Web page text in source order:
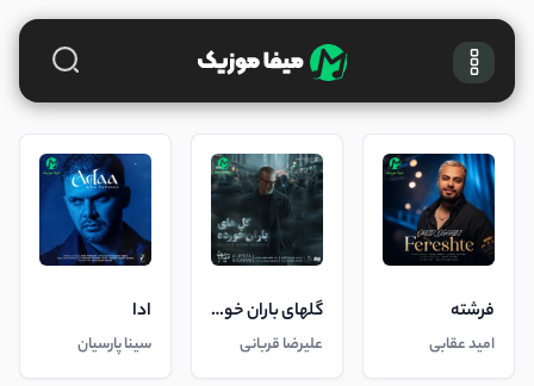
فرشته
امید عقابی
گلهای باران خورده
علیرضا قربانی
ادا
سینا پارسیان